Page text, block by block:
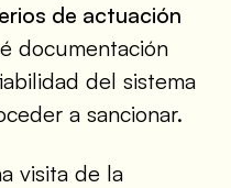
de actuación
documentación
del sistema
a sancionar.
visita de la